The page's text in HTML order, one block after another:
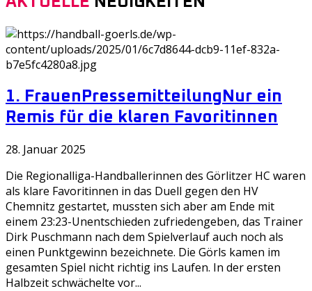
1. Frauen Pressemitteilung Nur ein
Remis für die klaren Favoritinnen
28. Januar 2025
Die Regionalliga-Handballerinnen des Görlitzer HC waren
als klare Favoritinnen in das Duell gegen den HV
Chemnitz gestartet, mussten sich aber am Ende mit
einem 23:23-Unentschieden zufriedengeben, das Trainer
Dirk Puschmann nach dem Spielverlauf auch noch als
einen Punktgewinn bezeichnete. Die Görls kamen im
gesamten Spiel nicht richtig ins Laufen. In der ersten
Halbzeit schwächelte vor...